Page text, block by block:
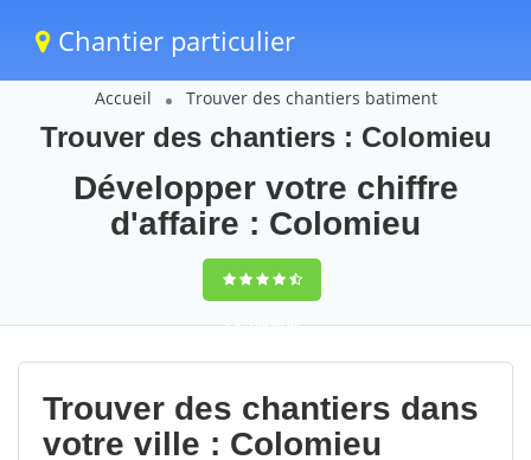
Chantier particulier
Accueil Trouver des chantiers batiment
Trouver des chantiers : Colomieu
Développer votre chiffre
d'affaire : Colomieu
9,5(100%)62
votes
Trouver des chantiers dans
votre ville : Colomieu